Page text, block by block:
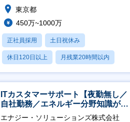
東京都
450万~1000万
正社員採用 土日祝休み
休日120日以上 月残業20時間以内
賞与あり
ITカスタマーサポート【夜勤無し／
自社勤務／エネルギー分野知識が身
につきます】
エナジー・ソリューションズ株式会社